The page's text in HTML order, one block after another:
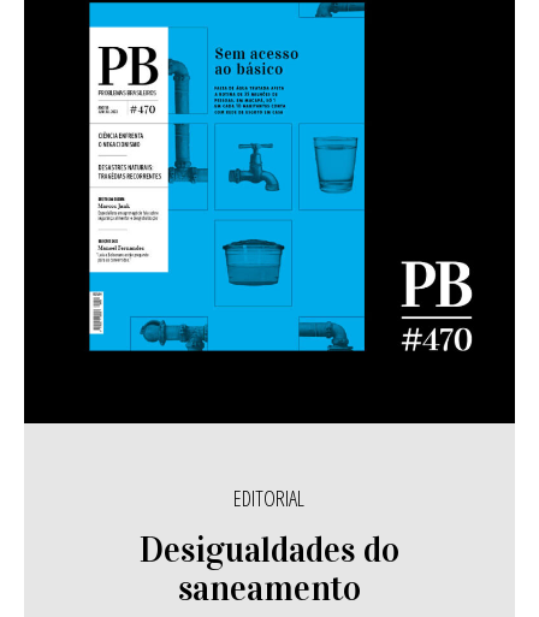
EDITORIAL
Desigualdades do
saneamento